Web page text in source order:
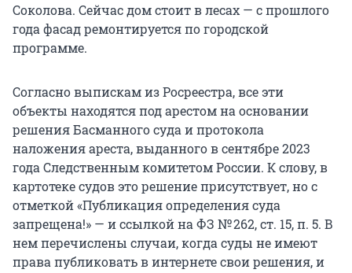
Соколова. Сейчас дом стоит в лесах — с прошлого
года фасад ремонтируется по городской
программе.
Согласно выпискам из Росреестра, все эти
объекты находятся под арестом на основании
решения Басманного суда и протокола
наложения ареста, выданного в сентябре 2023
года Следственным комитетом России. К слову, в
картотеке судов это решение присутствует, но с
отметкой «Публикация определения суда
запрещена!» — и ссылкой на ФЗ № 262, ст. 15,п. 5. В
нем перечислены случаи, когда суды не имеют
права публиковать в интернете свои решения, и